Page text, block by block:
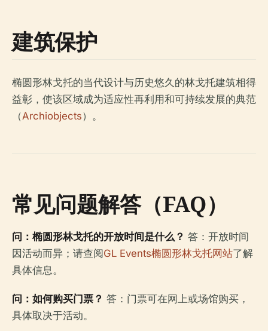
建筑保护
椭圆形林戈托的当代设计与历史悠久的林戈托建筑相得
益彰，使该区域成为适应性再利用和可持续发展的典范
（Archiobjects）。
常见问题解答（FAQ）
问：椭圆形林戈托的开放时间是什么？ 答：开放时间
因活动而异；请查阅GL Events椭圆形林戈托网站了解
具体信息。
问：如何购买门票？ 答：门票可在网上或场馆购买，
具体取决于活动。